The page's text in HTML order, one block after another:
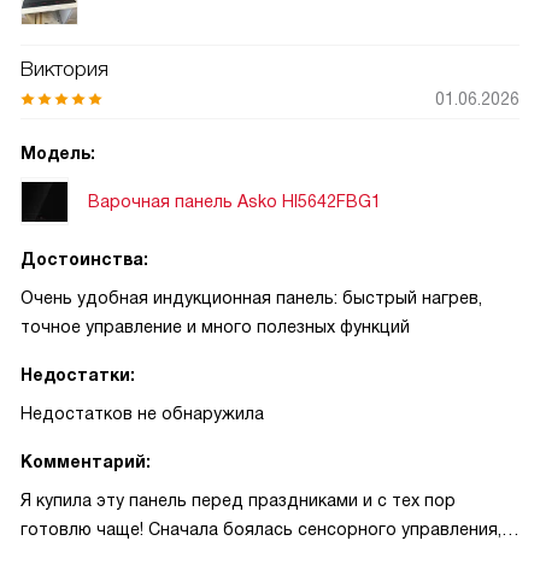
Виктория
01.06.2026
Модель:
Варочная панель Asko HI5642FBG1
Достоинства:
Очень удобная индукционная панель: быстрый нагрев,
точное управление и много полезных функций
Недостатки:
Недостатков не обнаружила
Комментарий:
Я купила эту панель перед праздниками и с тех пор
готовлю чаще! Сначала боялась сенсорного управления,